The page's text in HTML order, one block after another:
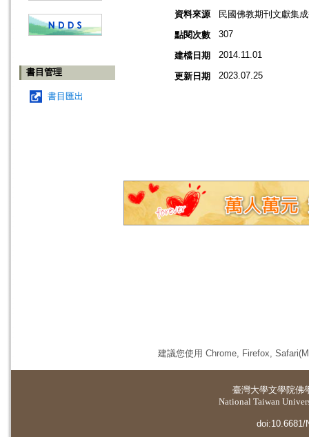
書目管理
書目匯出
資料來源
民國佛教期刊文獻集
點閱次數
307
建檔日期 2014.11.01
更新日期 2023.07.25
建議您使用 Chrome, Firefox,
臺灣大學文學院佛
National Taiwan
doi:10.6681/